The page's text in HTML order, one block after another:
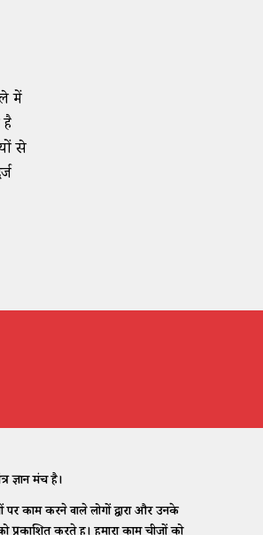
में
से
ज्ञान मंच है।
काम करने वाले लोगों द्वारा और उनके